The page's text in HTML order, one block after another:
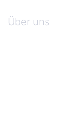
Über uns